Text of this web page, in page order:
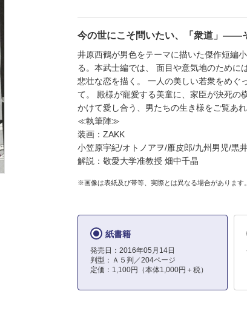
今の世にこそ問いたい、「衆道」――
井原西鶴が男色をテーマに描いた傑作短編
る。本武士編では、 面目や意気地のために
悲壮な恋を描く。 一人の美しい若衆をめぐ
て。 殿様が寵愛する美童に、家臣が決死の
かけて愛し合う、男たちの生き様をご覧あ
≪執筆陣≫
装画：ZAKK
小笠原宇紀/オトノアヲ/雁皮郎/九州男児/黒
解説：敬愛大学准教授 畑中千晶
※画像は表紙及び帯等、実際とは異なる場合があります。
紙書籍
発売日：2016年05月14日
判型：Ａ５判／204ページ
定価：1,100円（本体1,000円＋税）